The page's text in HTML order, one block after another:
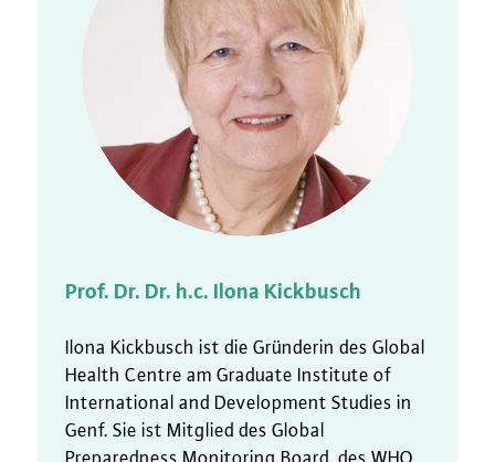
Prof. Dr. Dr. h.c. Ilona Kickbusch
Ilona Kickbusch ist die Gründerin des Global
Health Centre am Graduate Institute of
International and Development Studies in
Genf. Sie ist Mitglied des Global